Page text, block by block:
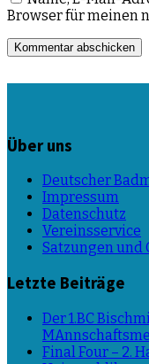
Browser für meinen
Über uns
Deutscher
Impressum
Datenschutz
Vereinsservice
Satzungen und
Letzte Beiträge
Der 1.BC
Final Four – 2.